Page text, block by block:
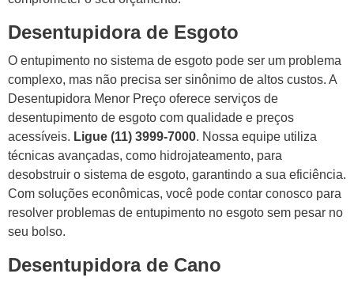
Desentupidora de Esgoto
O entupimento no sistema de esgoto pode ser um problema
complexo, mas não precisa ser sinônimo de altos custos. A
Desentupidora Menor Preço oferece serviços de
desentupimento de esgoto com qualidade e preços
acessíveis. Ligue (11) 3999-7000. Nossa equipe utiliza
técnicas avançadas, como hidrojateamento, para
desobstruir o sistema de esgoto, garantindo a sua eficiência.
Com soluções econômicas, você pode contar conosco para
resolver problemas de entupimento no esgoto sem pesar no
seu bolso.
Desentupidora de Cano